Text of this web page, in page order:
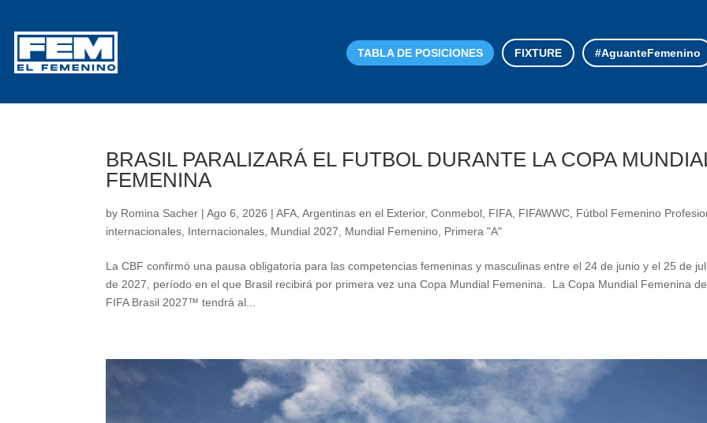
TABLA DE POSICIONES FIXTURE #AguanteFemenino
BRASIL PARALIZARÁ EL FUTBOL DURANTE LA COPA
FEMENINA
by Romina Sacher |Ago 6, 2026 |AFA ,Argentinas en el Exterior,Conmebol FIFA FIFAWWC Fútbol Femenino
internacionales Internacionales Mundial 2027 Mundial Femenino Primera "A"
La CBF confirmó una pausa obligatoria para las competencias femeninas y masculinas entre el 24 de junio y el 25 de
de 2027, período en el que Brasil recibirá por primera vez una Copa Mundial Femenina. La Copa Mundial Femenina
FIFA Brasil 2027™ tendrá al...